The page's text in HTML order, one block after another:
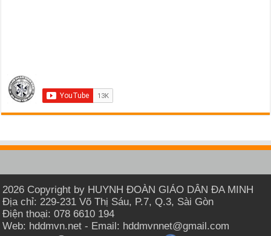
2026 Copyright by HUYNH ĐOÀN GIÁO DÂN ĐA MINH
Địa chỉ: 229-231 Võ Thị Sáu, P.7, Q.3, Sài Gòn
Điện thoại: 078 6610 194
Web: hddmvn.net - Email: hddmvnnet@gmail.com